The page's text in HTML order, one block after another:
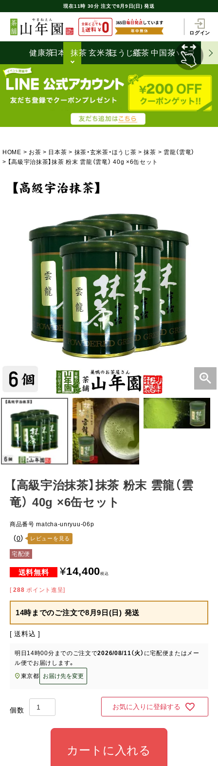
現在11時 30分 注文で8月9日(日) 発送
ログイン
健康茶日本茶抹茶 玄米茶ほうじ茶
紅茶 中国茶ハーブティ
HOME お茶 日本茶 抹茶・玄米茶・ほうじ茶 抹茶
雲龍（雲竜）
【高級宇治抹茶】抹茶 粉末 雲龍（雲竜） 40g ×6缶セット
【高級宇治抹茶】抹茶 粉末 雲龍（雲
竜） 40g ×6缶セット
商品番号 matcha-unryuu-06p
（0） レビューを見る
宅配便
¥14,400税込
[ 288 ポイント進呈]
14時までのご注文で8月9日(日) 発送
送料込
明日 14時00分 までのご注文で2026/08/11（火） に宅配便またはメー
ル便でお届けします。
東京都
お届け先を変更
お気に入りに登録する
カートに入れる